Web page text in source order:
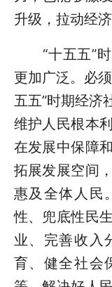
升级，拉动经济
“十五五”时
更加广泛。必
五五”时期经济
维护人民根本
在发展中保障
拓展发展空间
惠及全体人民
性、兜底性民
业、完善收入
育、健全社会